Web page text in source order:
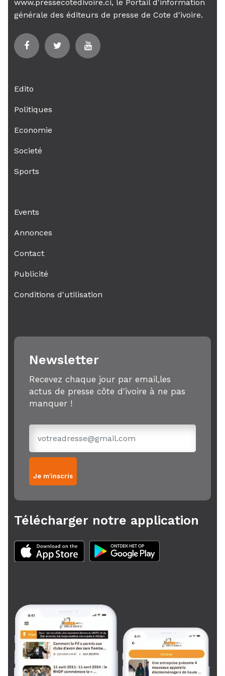
www.pressecotedivoire.ci, le Portail d'information
générale des éditeurs de presse de Cote d'ivoire.
Edito
Politiques
Economie
Societé
Sports
Events
Annonces
Contact
Publicité
Conditions d'utilisation
Newsletter
Recevez chaque jour par email,les
actus de presse côte d'ivoire à ne pas
manquer !
Je m'inscris
Télécharger notre application